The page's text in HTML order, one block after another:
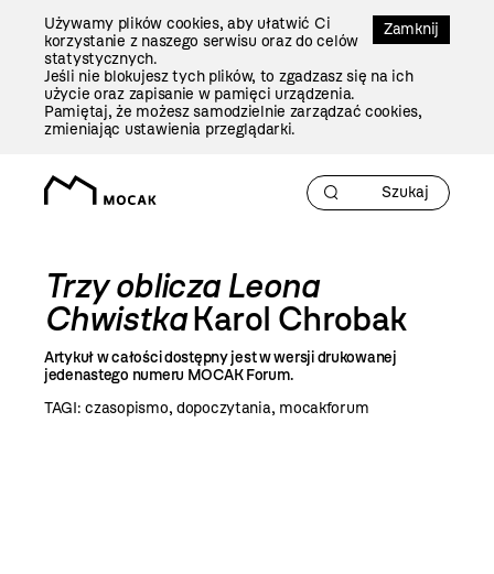
Zamknij
Używamy plików cookies, aby ułatwić Ci
korzystanie z naszego serwisu oraz do celów
statystycznych.
Jeśli nie blokujesz tych plików, to zgadzasz się na ich
użycie oraz zapisanie w pamięci urządzenia.
Pamiętaj, że możesz samodzielnie zarządzać cookies,
zmieniając ustawienia przeglądarki.
Trzy oblicza Leona
ChwistkaKarol Chrobak
Artykuł w całości dostępny jest w wersji drukowanej
jedenastego numeru MOCAK Forum.
TAGI:czasopismo, dopoczytania, mocakforum